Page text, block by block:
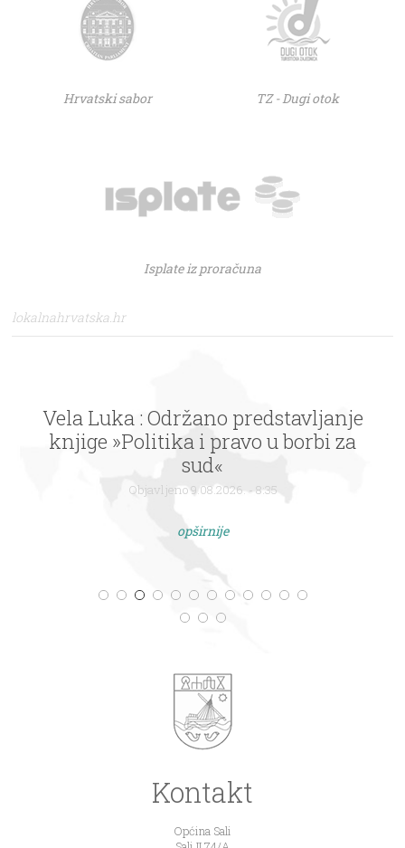
Hrvatski sabor TZ - Dugi otok
Isplate iz proračuna
lokalnahrvatska.hr
Vela Luka : Održano predstavljanje
knjige »Politika i pravo u borbi za
sud«
Objavljeno 9.08.2026. - 8:35
opširnije
Kontakt
Općina Sali